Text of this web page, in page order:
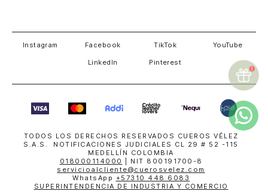
Instagram Facebook TikTok YouTube
LinkedIn Pinterest
TODOS LOS DERECHOS RESERVADOS CUEROS VÉLEZ
S.A.S. NOTIFICACIONES JUDICIALES CL 29 # 52 -115
MEDELLÍN COLOMBIA
018000114000
| NIT 800191700-8
servicioalcliente@cuerosvelez.com
WhatsApp +57310 448 6083
SUPERINTENDENCIA DE INDUSTRIA Y COMERCIO